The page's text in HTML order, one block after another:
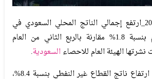
زاجل _16 سبتمبر 2021_ارتفع إجمالي الناتج المحلي السعودي في
الربع الثاني من العام بنسبة 1.8% مقارنة بالربع الثاني من العام
الهيئة العام للاحصاءالسعودية.
وعزت الهيئة ذلك إلى ارتفاع ناتج القطاع غير النفطي بنسبة 8.4%،